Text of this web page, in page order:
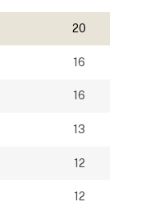
20
16
16
13
12
12